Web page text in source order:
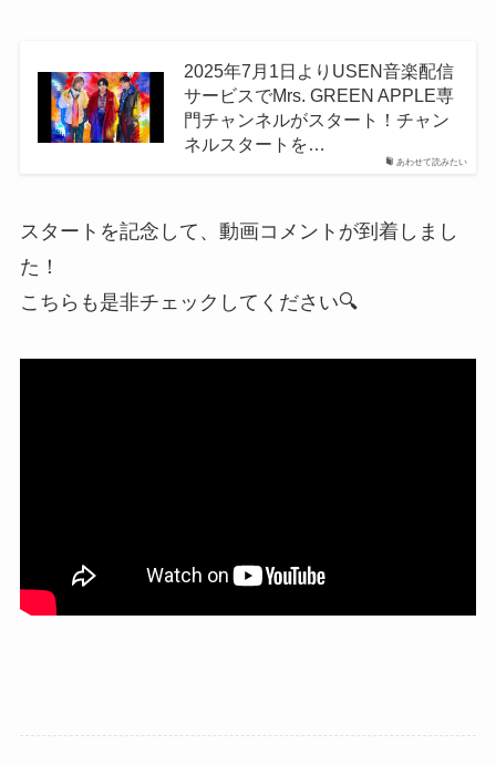
あわせて読みたい
2025年7月1日よりUSEN音楽配信
サービスでMrs. GREEN APPLE専
門チャンネルがスタート！チャン
ネルスタートを…
スタートを記念して、動画コメントが到着しまし
た！
こちらも是非チェックしてください🔍